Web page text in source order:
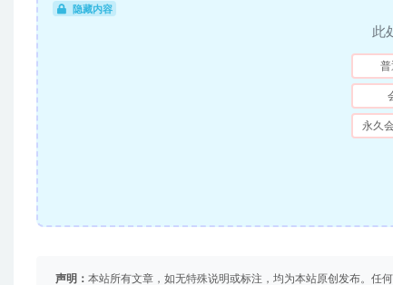
隐藏内容
此
普
永久
声明： 本站所有文章，如无特殊说明或标注，均为本站原创发布。任